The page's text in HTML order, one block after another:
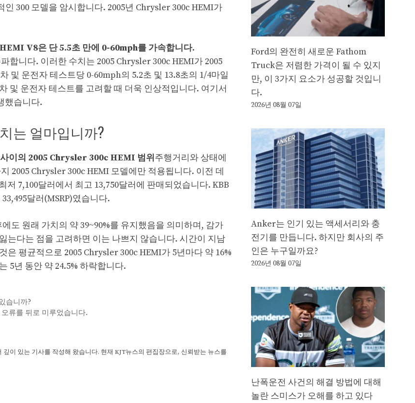
300 모델을 암시합니다. 2005년 Chrysler 300c HEMI가
V8은 단 5.5초 만에 0-60mph를 가속합니다.
합니다. 이러한 수치는 2005 Chrysler 300c HEMI가 2005
및 운전자 테스트당 0-60mph의 5.2초 및 13.8초의 1/4마일
및 운전자 테스트를 고려할 때 더욱 인상적입니다. 여기서
했습니다.
치는 얼마입니까?
이의 2005 Chrysler 300c HEMI 범위 주행거리와 상태에
2005 Chrysler 300c HEMI 모델에만 적용됩니다. 이전 데
7,100달러에서 최고 13,750달러에 판매되었습니다. KBB
달러(MSRP)였습니다.
도 원래 가치의 약 39~90%를 유지했음을 의미하며, 감가
는다는 점을 고려하면 이는 나쁘지 않습니다. 시간이 지남
평균적으로 2005 Chrysler 300c HEMI가 5년마다 약 16%
5년 동안 약 24.5% 하락합니다.
습니까?
류를 뒤로 미루었습니다.
이 있는 기사를 작성해 왔습니다. 현재 KJT뉴스의 편집장으로, 신뢰받는 뉴스를
Ford의 완전히 새로운 Fathom
Truck은 저렴한 가격이 될 수 있지
만, 이 3가지 요소가 성공할 것입니
다.
2026년 08월 07일
Anker는 인기 있는 액세서리와 충
전기를 만듭니다. 하지만 회사의 주
인은 누구일까요?
2026년 08월 07일
난폭운전 사건의 해결 방법에 대해
놀란 스미스가 오해를 하고 있다